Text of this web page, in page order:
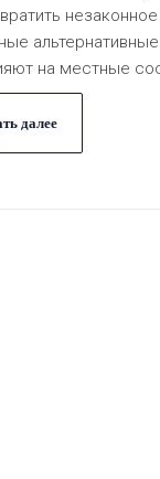
на местные
далее